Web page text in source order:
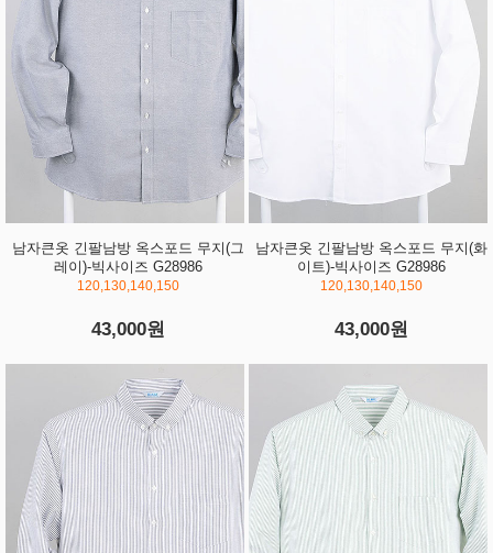
남자큰옷 긴팔남방 옥스포드 무지(그
레이)-빅사이즈 G28986
120,130,140,150
43,000원
남자큰옷 긴팔남방 옥스포드 무지(화
이트)-빅사이즈 G28986
120,130,140,150
43,000원